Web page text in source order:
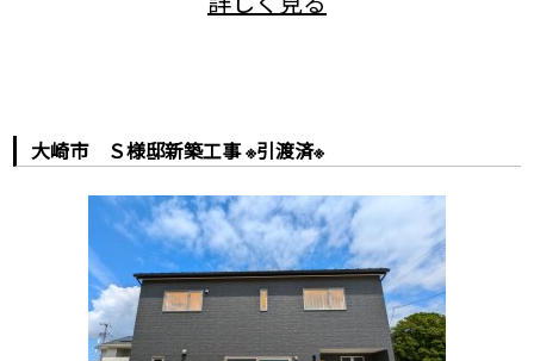
大崎市 Ｓ様邸新築工事 ※引渡済※